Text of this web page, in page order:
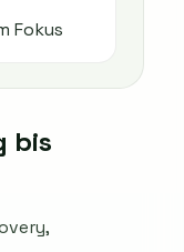
Fokus
bis